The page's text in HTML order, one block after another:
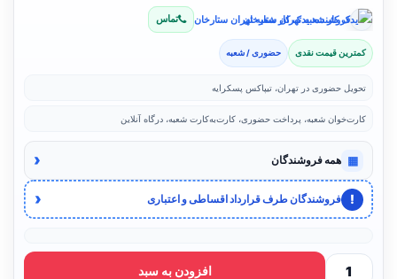
فروشنده: یدک کار شعبه تهران ستارخان تماس
کمترین قیمت نقدی حضوری / شعبه
تحویل حضوری در تهران، تیپاکس پسکرایه
کارت‌خوان شعبه، پرداخت حضوری، کارت‌به‌کارت شعبه، درگاه آنلاین
▦ همه فروشندگان ‹
! فروشندگان طرف قرارداد اقساطی و اعتباری ‹
افزودن به سبد